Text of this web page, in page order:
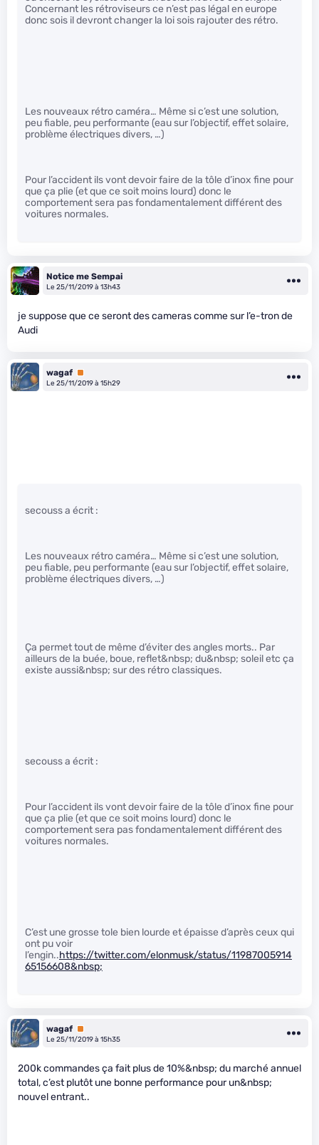
Concernant les rétroviseurs ce n’est pas légal en europe
donc sois il devront changer la loi sois rajouter des rétro.
Les nouveaux rétro caméra… Même si c’est une solution,
peu fiable, peu performante (eau sur l’objectif, effet solaire,
problème électriques divers, …)
Pour l’accident ils vont devoir faire de la tôle d’inox fine pour
que ça plie (et que ce soit moins lourd) donc le
comportement sera pas fondamentalement différent des
voitures normales.
Notice me Sempai
Le 25/11/2019 à 13h43
je suppose que ce seront des cameras comme sur l’e-tron de
Audi
wagaf Premium
Le 25/11/2019 à 15h29
secouss a écrit :
Les nouveaux rétro caméra… Même si c’est une solution,
peu fiable, peu performante (eau sur l’objectif, effet solaire,
problème électriques divers, …)
Ça permet tout de même d’éviter des angles morts.. Par
ailleurs de la buée, boue, reflet&nbsp; du&nbsp; soleil etc ça
existe aussi&nbsp; sur des rétro classiques.
secouss a écrit :
Pour l’accident ils vont devoir faire de la tôle d’inox fine pour
que ça plie (et que ce soit moins lourd) donc le
comportement sera pas fondamentalement différent des
voitures normales.
C’est une grosse tole bien lourde et épaisse d’après ceux qui
ont pu voir
l’engin..https://twitter.com/elonmusk/status/11987005914
65156608&nbsp;
wagaf Premium
Le 25/11/2019 à 15h35
200k commandes ça fait plus de 10%&nbsp; du marché annuel
total, c’est plutôt une bonne performance pour un&nbsp;
nouvel entrant..